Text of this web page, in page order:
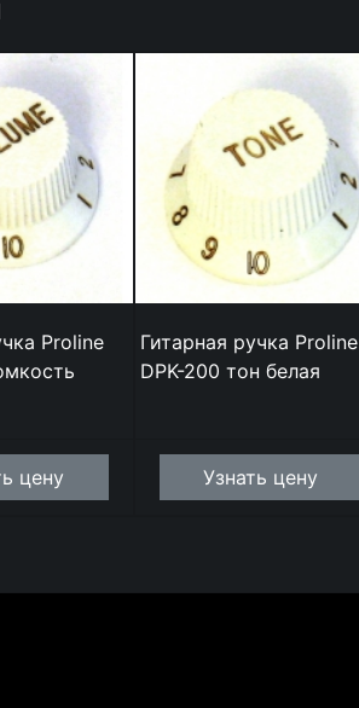
Proline
цену
Гитарная ручка Proline
DPK-200 тон белая
Узнать цену